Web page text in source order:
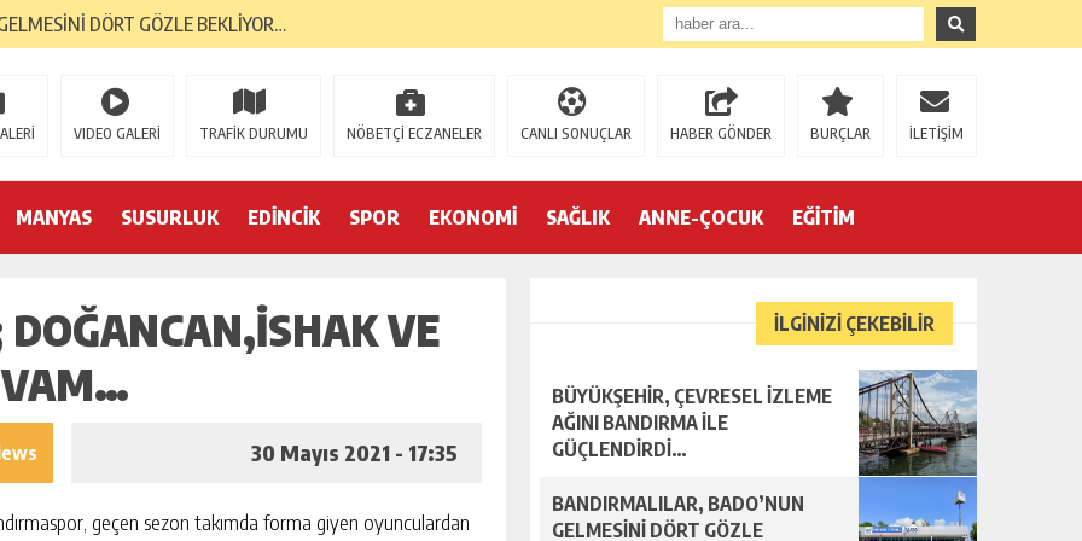
DÖRT GÖZLE BEKLİYOR…
SÜRDÜRDÜ…
DEMOKRASİ PLATFORMU’NDAN…
GAZİLERİNE 52 YIL SONRA AHD-İ VEFA…
YILINDA; 2 BİN 226 MEZUN…
VIDEO GALERİ TRAFİK DURUMU NÖBETÇİ ECZANELER CANLI SONUÇLAR HABER GÖNDER BURÇLAR İLETİŞİM
MANYAS SUSURLUK EDİNCİK SPOR EKONOMİ SAĞLIK ANNE-ÇOCUK EĞİTİM
VE
30 Mayıs 2021 - 17:35
geçen sezon takımda forma giyen oyunculardan
İLGİNİZİ ÇEKEBİLİR
BÜYÜKŞEHİR, ÇEVRESEL İZLEME
AĞINI BANDIRMA İLE
GÜÇLENDİRDİ…
BANDIRMALILAR, BADO’NUN
GELMESİNİ DÖRT GÖZLE